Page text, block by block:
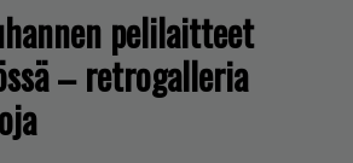
pelilaitteet
– retrogalleria